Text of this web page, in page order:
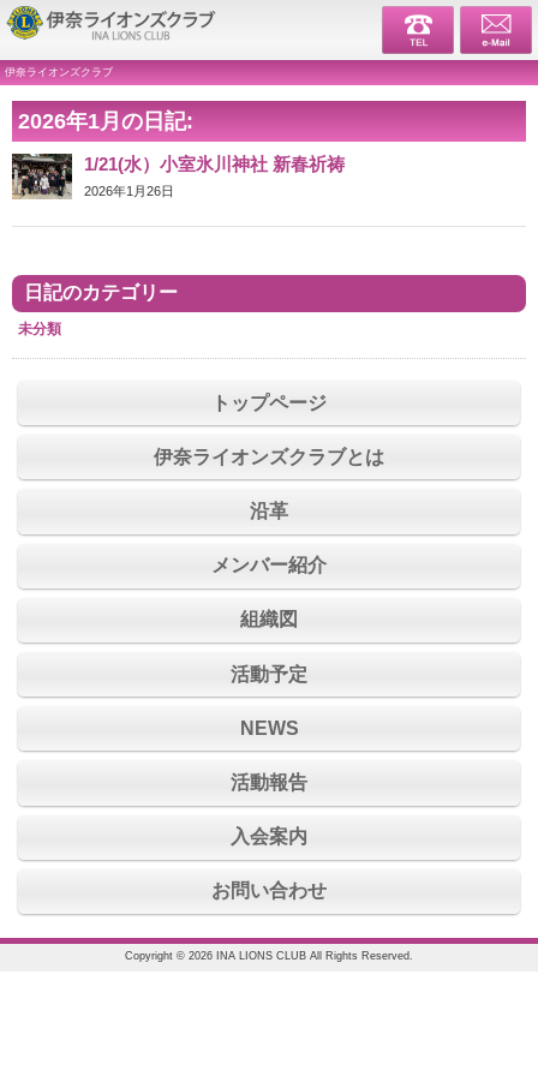
伊奈ライ
伊奈ライオンズクラブ
2026年1月の日記:
1/21(水）小室氷川神社 新春祈祷
2026年1月26日
日記のカテゴリー
未分類
トップページ
伊奈ライオンズクラブとは
沿革
メンバー紹介
組織図
活動予定
NEWS
活動報告
入会案内
お問い合わせ
Copyright © 2026 INA LIONS CLUB All Rights Reserved.